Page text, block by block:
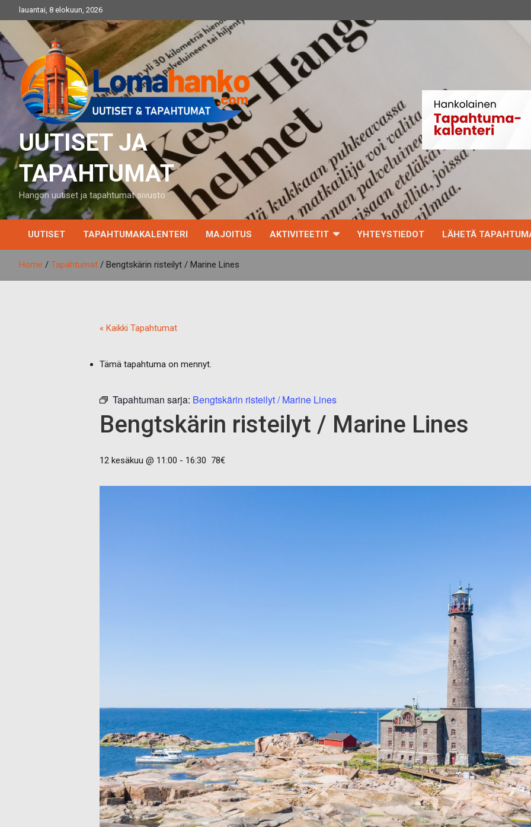
to
content
lauantai, 8 elokuun, 2026
UUTISET JA
TAPAHTUMAT
Hangon uutiset ja tapahtumat sivusto
UUTISET TAPAHTUMAKALENTERI MAJOITUS AKTIVITEETIT YHTEYSTIEDOT LÄHETÄ
Home Tapahtumat Bengtskärin risteilyt / Marine Lines
« Kaikki Tapahtumat
Tämä tapahtuma on mennyt.
Tapahtuman sarja: Bengtskärin risteilyt / Marine Lines
Bengtskärin risteilyt / Marine Lines
12 kesäkuu @ 11:00 - 16:30 78€